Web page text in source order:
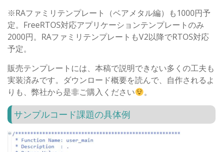
※RAファミリテンプレート（ベアメタル編）も1000円予
定。FreeRTOS対応アプリケーションテンプレートのみ
2000円。RAファミリテンプレートもV2以降でRTOS対応
予定。
販売テンプレートには、本稿で説明できない多くの工夫も
実装済みです。ダウンロード概要を読んで、自作されるよ
りも、弊社から是非ご購入ください
。
サンプルコード課題の具体例